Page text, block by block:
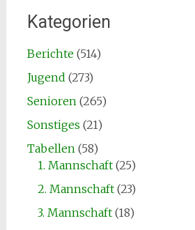
Kategorien
Berichte(514)
Jugend (273)
Senioren (265)
Sonstiges (21)
Tabellen (58)
1. Mannschaft(25)
2. Mannschaft(23)
3. Mannschaft(18)